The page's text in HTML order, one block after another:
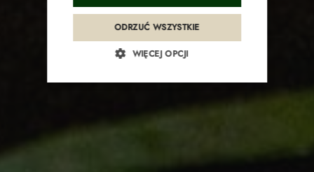
Kup voucher
Opinie
ODRZUĆ WSZYSTKIE
WIĘCEJ OPCJI